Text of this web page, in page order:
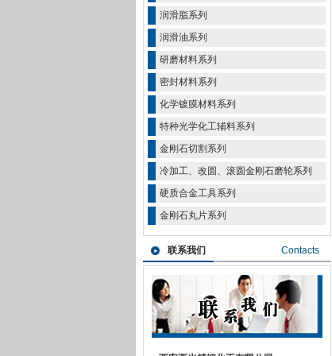
润滑脂系列
润滑油系列
研磨材料系列
密封材料系列
化学镀膜材料系列
特种光学化工辅料系列
金刚石切割系列
冷加工、改圆、滚圆金刚石磨轮系列
硬质合金工具系列
金刚石丸片系列
联系我们 Contacts